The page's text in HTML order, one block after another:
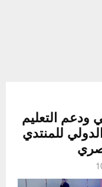
ودعم التعليم
للمنتدي